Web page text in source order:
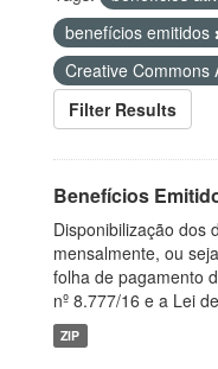
benefícios emitidos
Creative Commons
Filter Results
Benefícios
Disponibilização dos
mensalmente, ou
folha de pagamento
nº 8.777/16 e a Lei
ZIP